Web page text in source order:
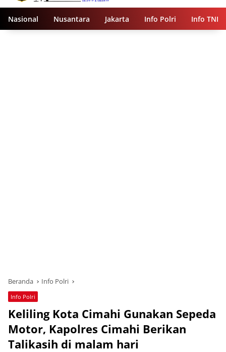
Nasional Nusantara Jakarta Info Polri Info TNI
Beranda Info Polri
Info Polri
Keliling Kota Cimahi Gunakan Sepeda
Motor, Kapolres Cimahi Berikan
Talikasih di malam hari